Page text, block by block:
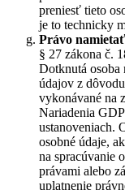
preniesť tieto
je to technicky
Právo namietať
§ 27 zákona č.
Dotknutá osoba
údajov z
vykonávané na
Nariadenia
ustanoveniach.
osobné údaje,
na spracúvanie
právami alebo
uplatnenie